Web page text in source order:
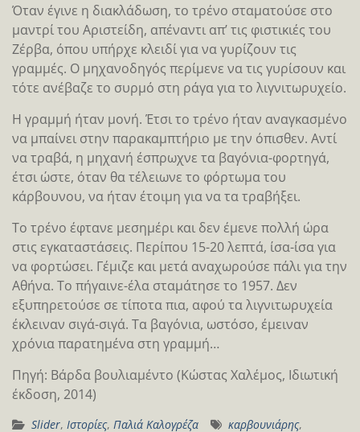
Όταν έγινε η διακλάδωση, το τρένο σταματούσε στο
μαντρί του Αριστείδη, απέναντι απ’ τις φιστικιές του
Ζέρβα, όπου υπήρχε κλειδί για να γυρίζουν τις
γραμμές. Ο μηχανοδηγός περίμενε να τις γυρίσουν και
τότε ανέβαζε το συρμό στη ράγα για το λιγνιτωρυχείο.
Η γραμμή ήταν μονή. Έτσι το τρένο ήταν αναγκασμένο
να μπαίνει στην παρακαμπτήριο με την όπισθεν. Αντί
να τραβά, η μηχανή έσπρωχνε τα βαγόνια-φορτηγά,
έτσι ώστε, όταν θα τέλειωνε το φόρτωμα του
κάρβουνου, να ήταν έτοιμη για να τα τραβήξει.
Το τρένο έφτανε μεσημέρι και δεν έμενε πολλή ώρα
στις εγκαταστάσεις. Περίπου 15-20 λεπτά, ίσα-ίσα για
να φορτώσει. Γέμιζε και μετά αναχωρούσε πάλι για την
Αθήνα. Το πήγαινε-έλα σταμάτησε το 1957. Δεν
εξυπηρετούσε σε τίποτα πια, αφού τα λιγνιτωρυχεία
έκλειναν σιγά-σιγά. Τα βαγόνια, ωστόσο, έμειναν
χρόνια παρατημένα στη γραμμή…
Πηγή: Βάρδα βουλιαμέντο (Κώστας Χαλέμος, Ιδιωτική
έκδοση, 2014)
Slider, Ιστορίες, Παλιά Καλογρέζα καρβουνιάρης,